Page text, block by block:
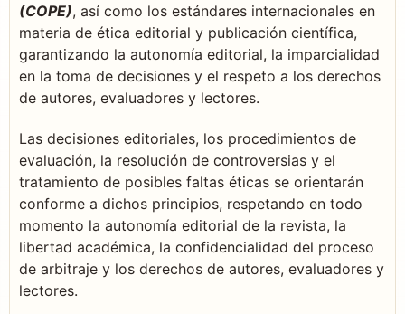
(COPE), así como los estándares internacionales en
materia de ética editorial y publicación científica,
garantizando la autonomía editorial, la imparcialidad
en la toma de decisiones y el respeto a los derechos
de autores, evaluadores y lectores.
Las decisiones editoriales, los procedimientos de
evaluación, la resolución de controversias y el
tratamiento de posibles faltas éticas se orientarán
conforme a dichos principios, respetando en todo
momento la autonomía editorial de la revista, la
libertad académica, la confidencialidad del proceso
de arbitraje y los derechos de autores, evaluadores y
lectores.